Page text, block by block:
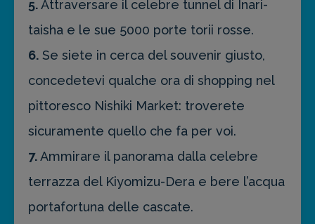
5.Attraversare il celebre tunnel di Inari-
taisha e le sue 5000 porte torii rosse.
6. Se siete in cerca del souvenir giusto,
concedetevi qualche ora di shopping nel
pittoresco Nishiki Market: troverete
sicuramente quello che fa per voi.
7.Ammirare il panorama dalla celebre
terrazza del Kiyomizu-Dera e bere l’acqua
portafortuna delle cascate.